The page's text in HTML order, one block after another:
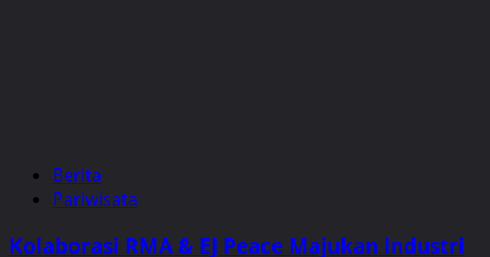
Berita
Pariwisata
Kolaborasi RMA & EJ Peace Majukan Industri